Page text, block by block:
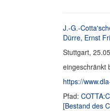
J.-G.-
Dürre, Ernst
Stuttgart,
eingeschränkt
https://
Pfad:
[Bestand des